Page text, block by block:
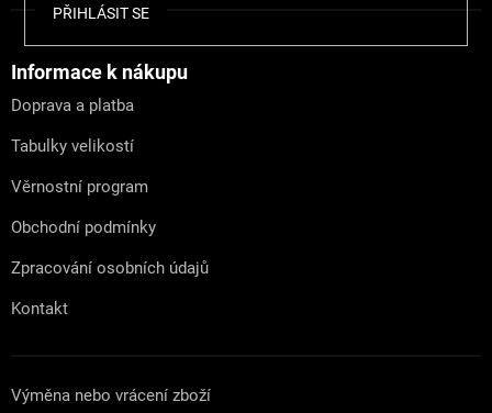
PŘIHLÁSIT SE
Informace k nákupu
Doprava a platba
Tabulky velikostí
Věrnostní program
Obchodní podmínky
Zpracování osobních údajů
Kontakt
Výměna nebo vrácení zboží